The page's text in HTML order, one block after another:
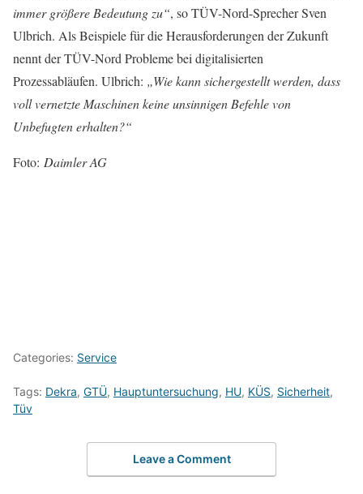
immer größere Bedeutung zu“, so TÜV-Nord-Sprecher Sven
Ulbrich. Als Beispiele für die Herausforderungen der Zukunft
nennt der TÜV-Nord Probleme bei digitalisierten
Prozessabläufen. Ulbrich: „Wie kann sichergestellt werden, dass
voll vernetzte Maschinen keine unsinnigen Befehle von
Unbefugten erhalten?“
Foto: Daimler AG
Categories: Service
Tags: Dekra, GTÜ, Hauptuntersuchung, HU, KÜS, Sicherheit,
Tüv
Leave a Comment